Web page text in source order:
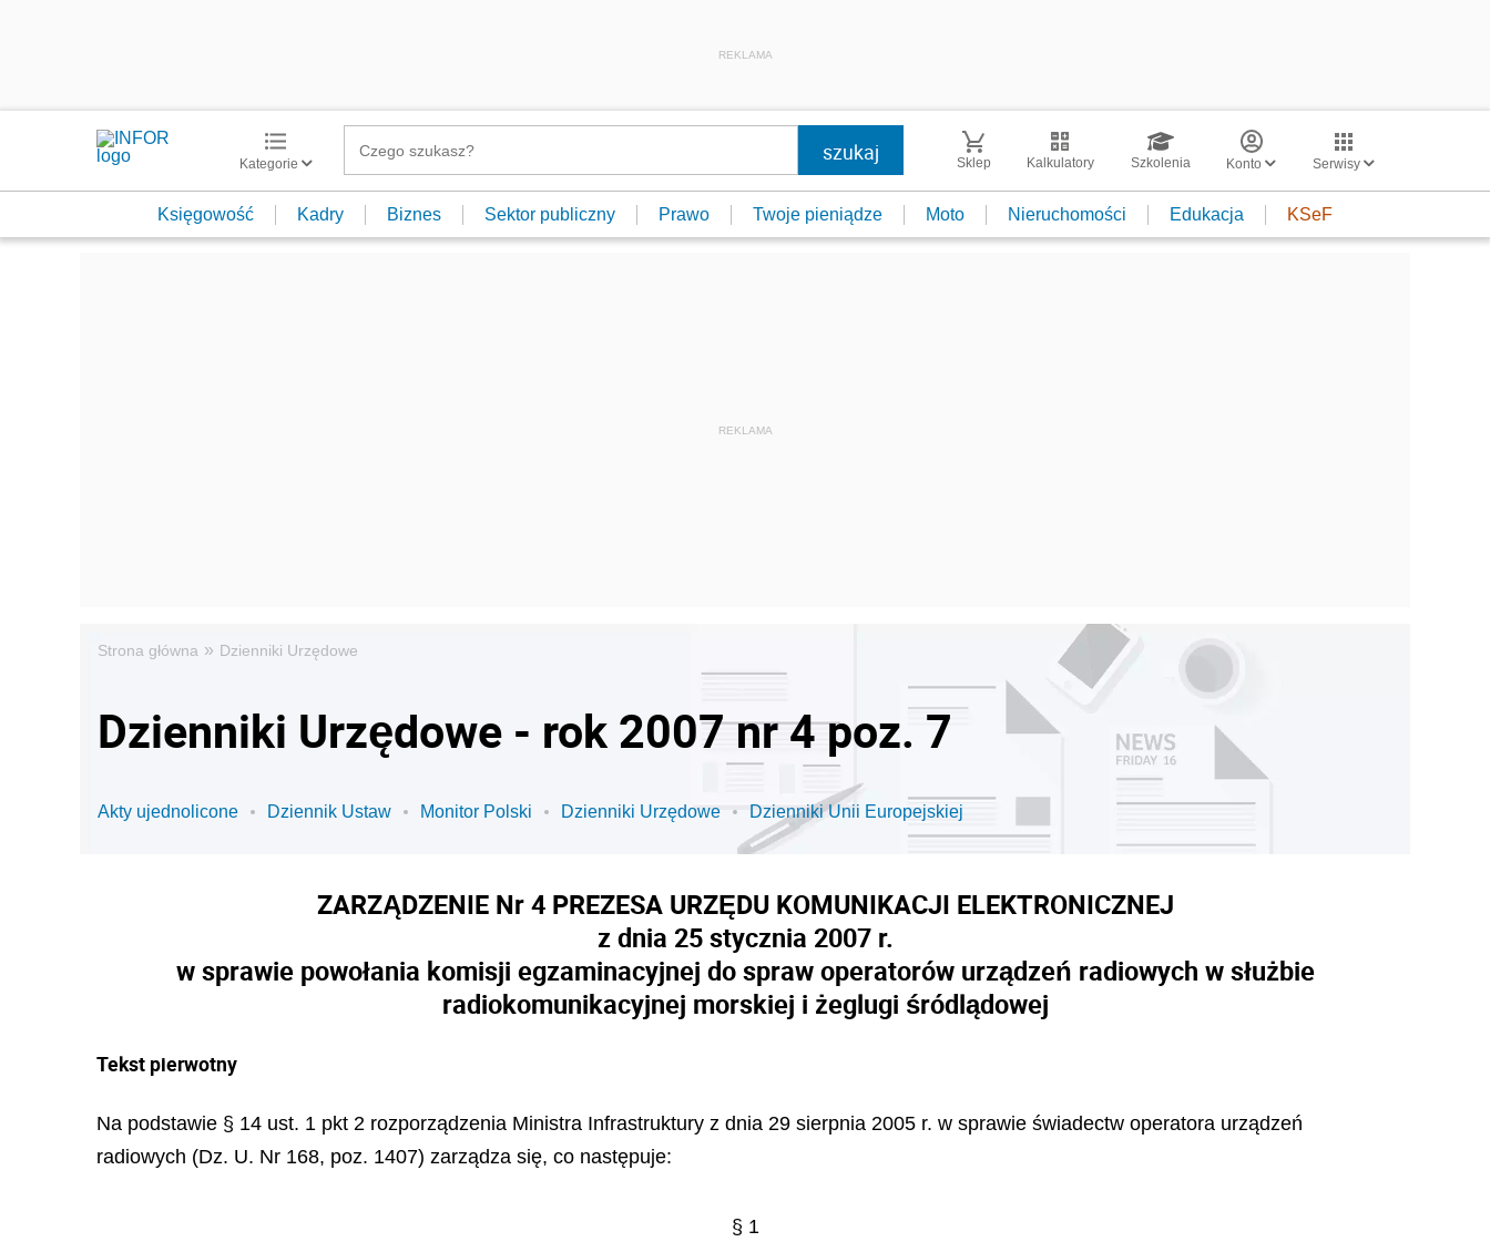
REKLAMA
Kategorie Sklep Kalkulatory Szkolenia Konto Serwisy
Księgowość Kadry Biznes Sektor publiczny Prawo Twoje pieniądze Moto Nieruchomości Edukacja KSeF
Strona główna » Dzienniki Urzędowe
Dzienniki Urzędowe - rok 2007 nr 4 poz. 7
Akty ujednolicone Dziennik Ustaw Monitor Polski Dzienniki Urzędowe Dzienniki Unii Europejskiej
ZARZĄDZENIE Nr 4 PREZESA URZĘDU KOMUNIKACJI ELEKTRONICZNEJ
z dnia 25 stycznia 2007 r.
w sprawie powołania komisji egzaminacyjnej do spraw operatorów urządzeń radiowych w służbie
radiokomunikacyjnej morskiej i żeglugi śródlądowej
Tekst pierwotny
Na podstawie § 14 ust. 1 pkt 2 rozporządzenia Ministra Infrastruktury z dnia 29 sierpnia 2005 r. w sprawie świadectw operatora urządzeń
radiowych (Dz. U. Nr 168, poz. 1407) zarządza się, co następuje:
§ 1